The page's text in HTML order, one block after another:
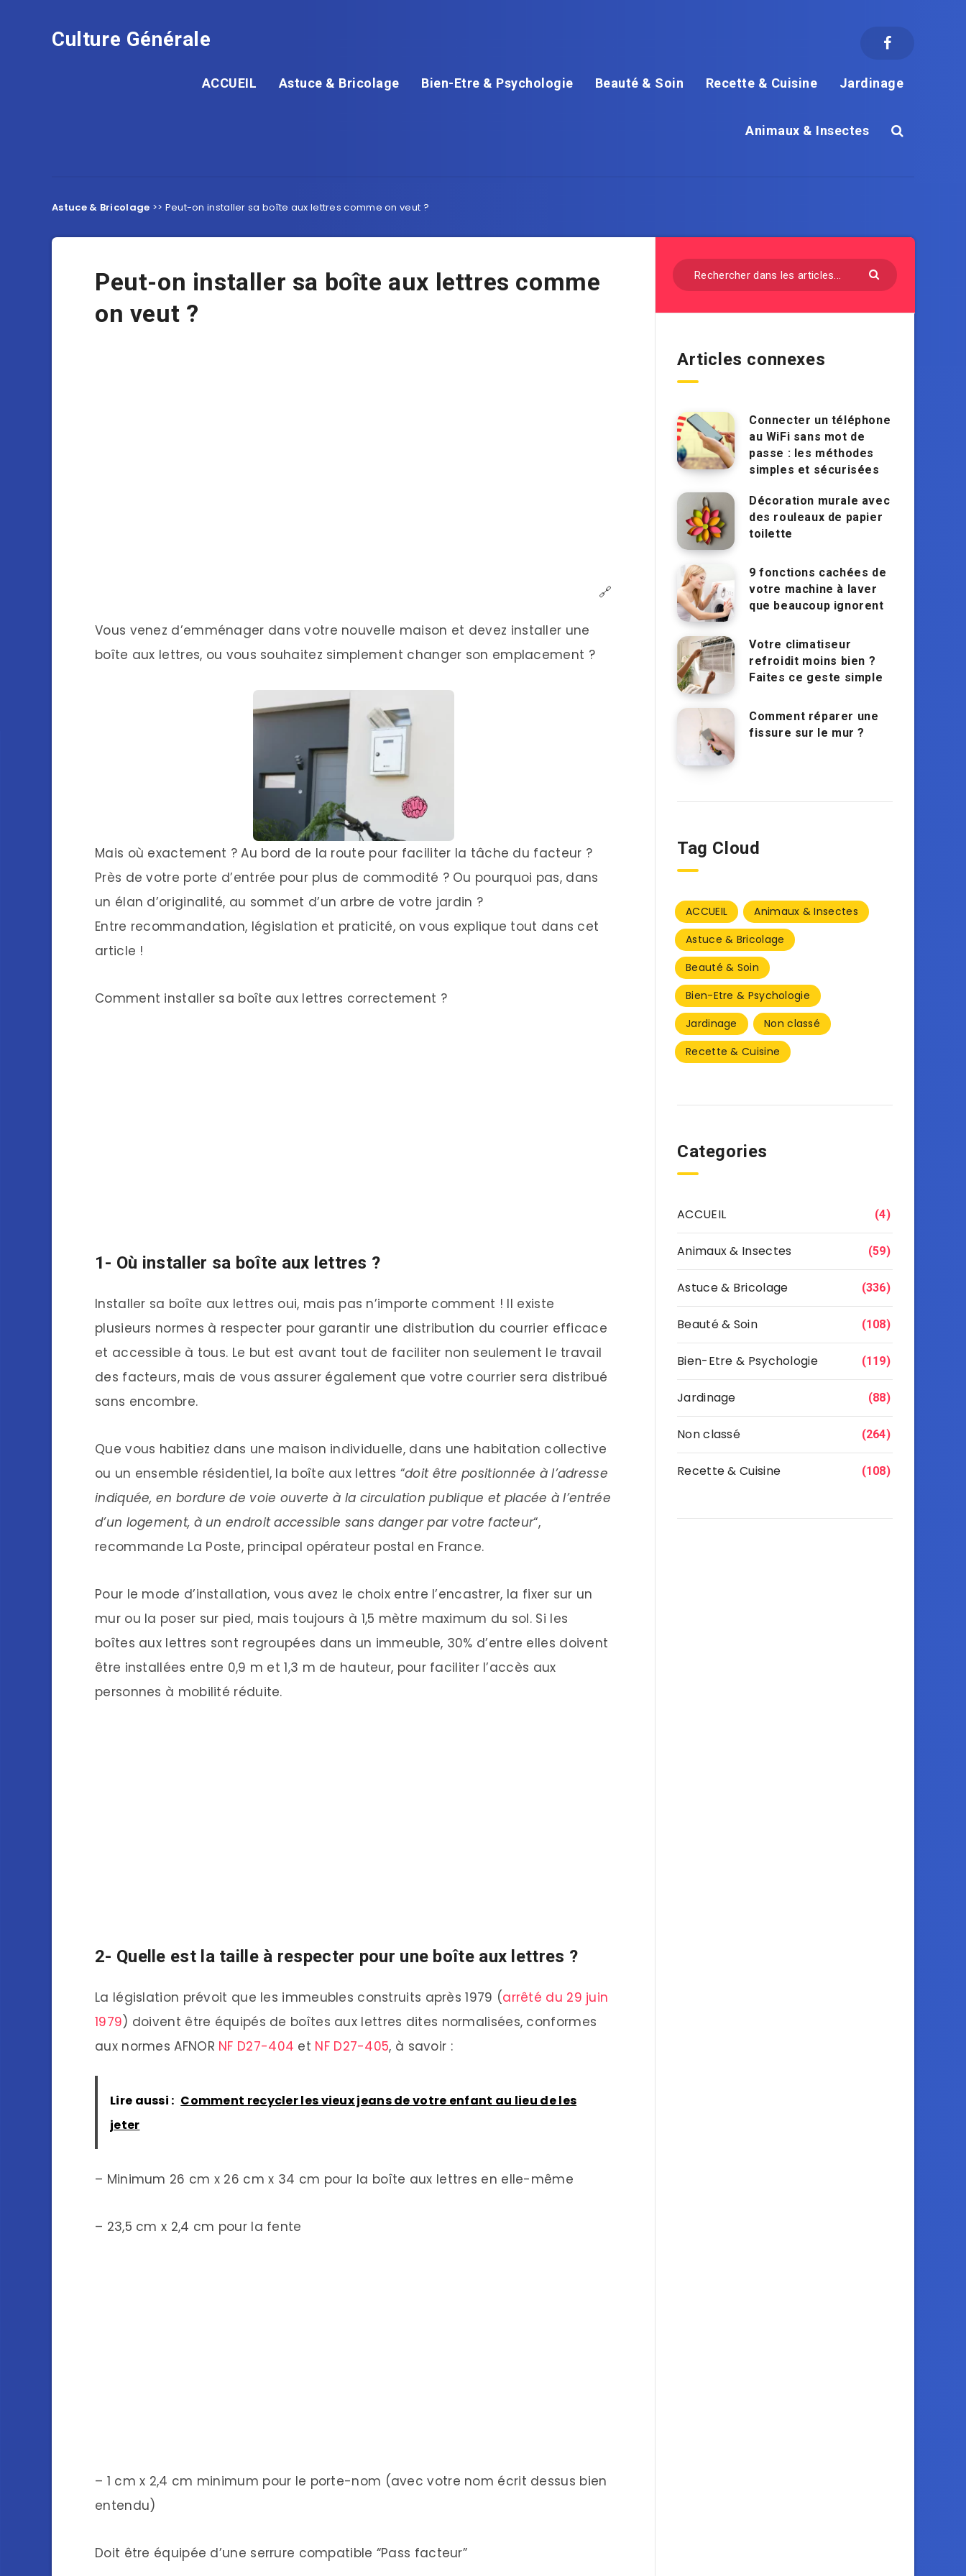
Culture Générale
ACCUEIL Astuce & Bricolage Bien-Etre & Psychologie Beauté & Soin Recette & Cuisine Jardinage
Animaux & Insectes
Astuce & Bricolage >> Peut-on installer sa boîte aux lettres comme on veut ?
Peut-on installer sa boîte aux lettres comme
on veut ?
🔗
Vous venez d’emménager dans votre nouvelle maison et devez installer une
boîte aux lettres, ou vous souhaitez simplement changer son emplacement ?
Mais où exactement ? Au bord de la route pour faciliter la tâche du facteur ?
Près de votre porte d’entrée pour plus de commodité ? Ou pourquoi pas, dans
un élan d’originalité, au sommet d’un arbre de votre jardin ?
Entre recommandation, législation et praticité, on vous explique tout dans cet
article !
Comment installer sa boîte aux lettres correctement ?
1- Où installer sa boîte aux lettres ?
Installer sa boîte aux lettres oui, mais pas n’importe comment ! Il existe
plusieurs normes à respecter pour garantir une distribution du courrier efficace
et accessible à tous. Le but est avant tout de faciliter non seulement le travail
des facteurs, mais de vous assurer également que votre courrier sera distribué
sans encombre.
Que vous habitiez dans une maison individuelle, dans une habitation collective
ou un ensemble résidentiel, la boîte aux lettres “doit être positionnée à l’adresse
indiquée, en bordure de voie ouverte à la circulation publique et placée à l’entrée
d’un logement, à un endroit accessible sans danger par votre facteur“,
recommande La Poste, principal opérateur postal en France.
Pour le mode d’installation, vous avez le choix entre l’encastrer, la fixer sur un
mur ou la poser sur pied, mais toujours à 1,5 mètre maximum du sol. Si les
boîtes aux lettres sont regroupées dans un immeuble, 30% d’entre elles doivent
être installées entre 0,9 m et 1,3 m de hauteur, pour faciliter l’accès aux
personnes à mobilité réduite.
2- Quelle est la taille à respecter pour une boîte aux lettres ?
La législation prévoit que les immeubles construits après 1979 (arrêté du 29 juin
1979) doivent être équipés de boîtes aux lettres dites normalisées, conformes
aux normes AFNOR NF D27-404 et NF D27-405, à savoir :
Lire aussi : Comment recycler les vieux jeans de votre enfant au lieu de les
jeter
– Minimum 26 cm x 26 cm x 34 cm pour la boîte aux lettres en elle-même
– 23,5 cm x 2,4 cm pour la fente
– 1 cm x 2,4 cm minimum pour le porte-nom (avec votre nom écrit dessus bien
entendu)
Doit être équipée d’une serrure compatible “Pass facteur”
Articles connexes
Connecter un téléphone
au WiFi sans mot de
passe : les méthodes
simples et sécurisées
Décoration murale avec
des rouleaux de papier
toilette
9 fonctions cachées de
votre machine à laver
que beaucoup ignorent
Votre climatiseur
refroidit moins bien ?
Faites ce geste simple
Comment réparer une
fissure sur le mur ?
Tag Cloud
ACCUEIL
Animaux & Insectes
Astuce & Bricolage
Beauté & Soin
Bien-Etre & Psychologie
Jardinage
Non classé
Recette & Cuisine
Categories
ACCUEIL (4)
Animaux & Insectes (59)
Astuce & Bricolage (336)
Beauté & Soin (108)
Bien-Etre & Psychologie (119)
Jardinage (88)
Non classé (264)
Recette & Cuisine (108)